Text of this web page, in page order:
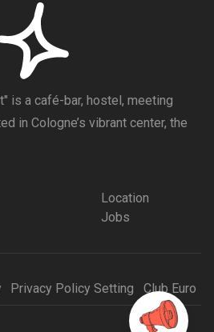
is a café-bar, hostel, meeting
in Cologne’s vibrant center, the
Location
Jobs
Privacy Policy Setting Club Euro